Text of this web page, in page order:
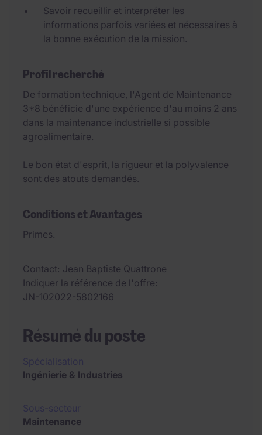
Savoir recueillir et interpréter les
informations parfois variées et nécessaires à
la bonne exécution de la mission.
Profil recherché
De formation technique, l'Agent de Maintenance
3*8 bénéficie d'une expérience d'au moins 2 ans
dans la maintenance industrielle si possible
agroalimentaire.
Le bon état d'esprit, la rigueur et la polyvalence
sont des atouts demandés.
Conditions et Avantages
Primes.
Contact Jean Baptiste Quattrone
Indiquer la référence de l'offre
JN-102022-5802166
Résumé du poste
Ingénierie & Industries
Maintenance